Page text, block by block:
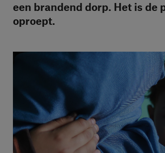
een brandend dorp. Het is de
oproept.